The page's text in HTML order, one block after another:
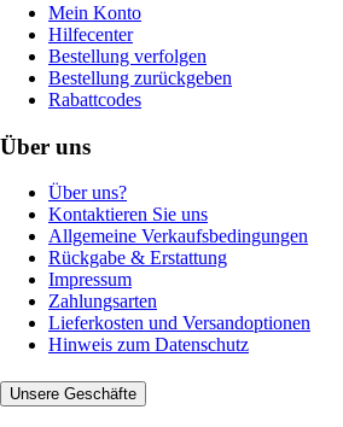
Mein Konto
Hilfecenter
Bestellung verfolgen
Bestellung zurückgeben
Rabattcodes
Über uns
Über uns?
Kontaktieren Sie uns
Allgemeine Verkaufsbedingungen
Rückgabe & Erstattung
Impressum
Zahlungsarten
Lieferkosten und Versandoptionen
Hinweis zum Datenschutz
Unsere Geschäfte